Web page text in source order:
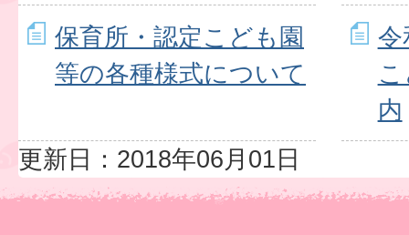
保育所・認定こども園
等の各種様式について
令
内
更新日：2018年06月01日